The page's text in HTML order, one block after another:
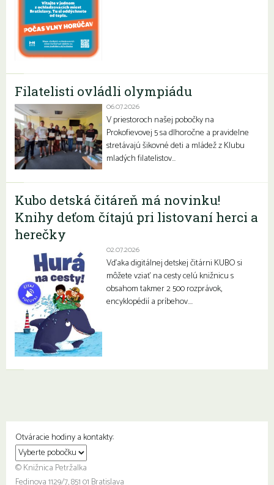
Filatelisti ovládli olympiádu
06.07.2026
V priestoroch našej pobočky na
Prokofievovej 5 sa dlhoročne a pravidelne
stretávajú šikovné deti a mládež z Klubu
mladých filatelistov…
Kubo detská čitáreň má novinku!
Knihy deťom čítajú pri listovaní herci a
herečky
02.07.2026
Vďaka digitálnej detskej čitárni KUBO si
môžete vziať na cesty celú knižnicu s
obsahom takmer 2 500 rozprávok,
encyklopédií a príbehov….
Otváracie hodiny a kontakty:
© Knižnica Petržalka
Fedinova 1129/7, 851 01 Bratislava